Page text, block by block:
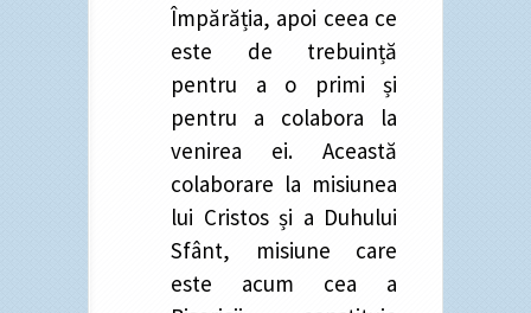
Împărăția, apoi ceea ce
este de trebuință
pentru a o primi și
pentru a colabora la
venirea ei. Această
colaborare la misiunea
lui Cristos și a Duhului
Sfânt, misiune care
este acum cea a